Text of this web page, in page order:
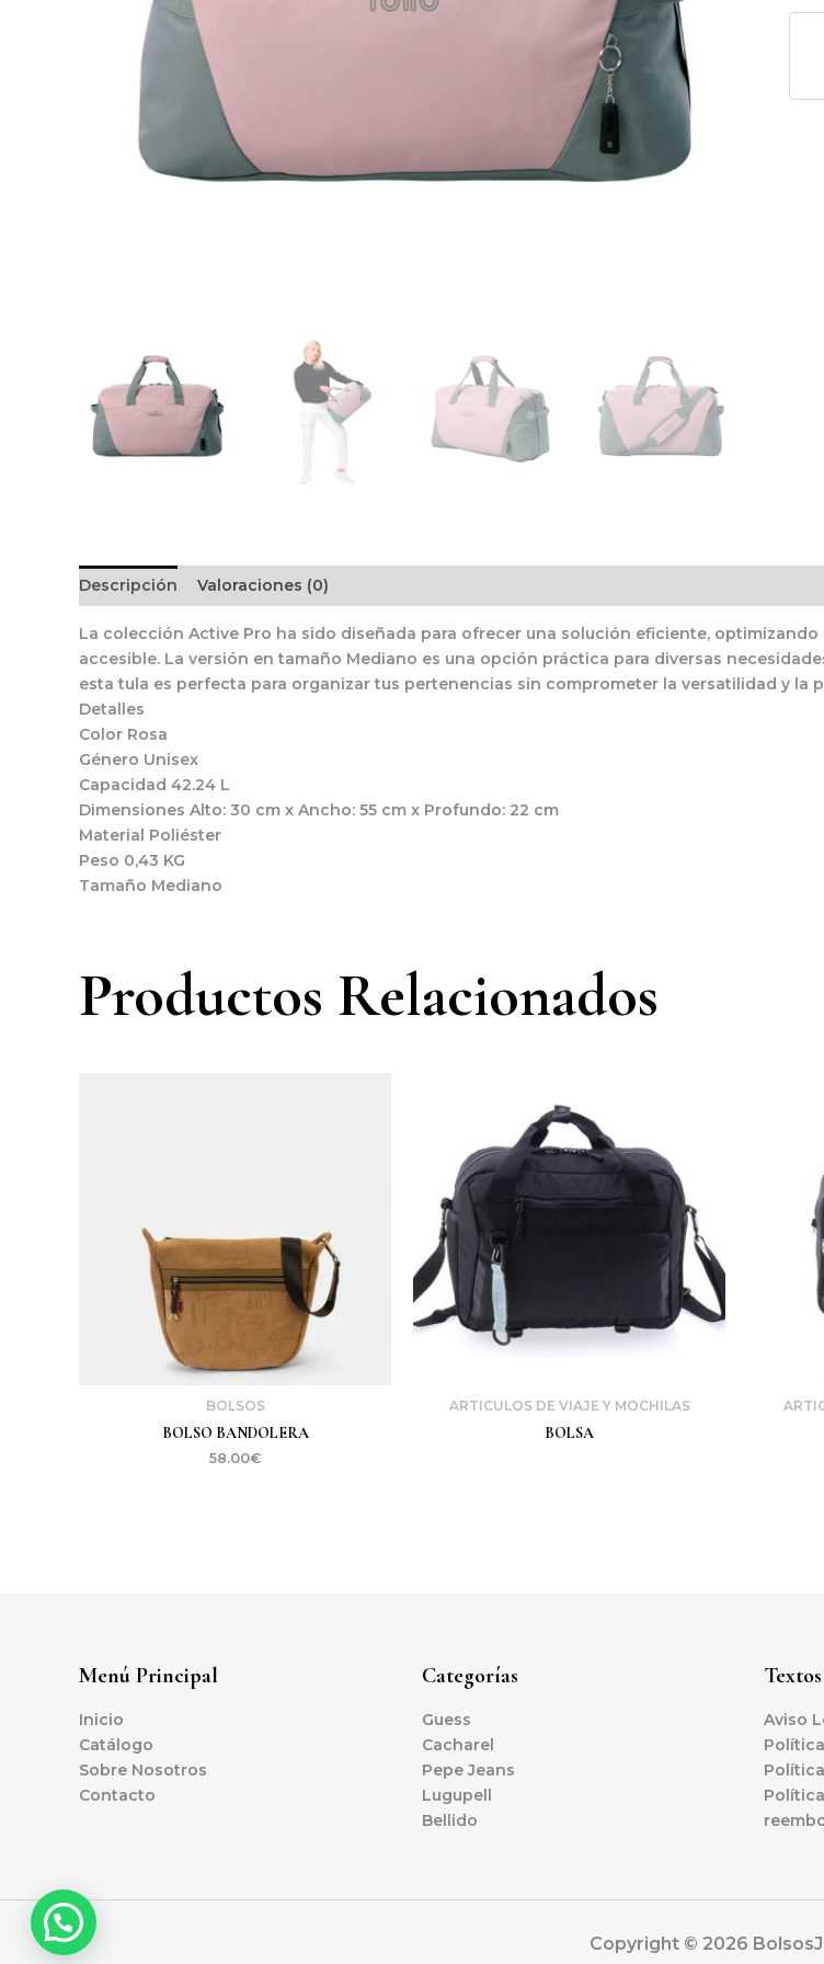
Descripción Valoraciones (0)
La colección Active Pro ha sido diseñada para ofrecer una solución eficiente,
accesible. La versión en tamaño Mediano es una opción práctica para diversas
esta tula es perfecta para organizar tus pertenencias sin comprometer la versatilidad y la
Detalles
Color Rosa
Género Unisex
Capacidad 42.24 L
Dimensiones Alto: 30 cm x Ancho: 55 cm x Profundo: 22 cm
Material Poliéster
Peso 0,43 KG
Tamaño Mediano
Productos Relacionados
BOLSOS
BOLSO BANDOLERA
58.00€
ARTICULOS DE VIAJE Y MOCHILAS
BOLSA
Menú Principal
Inicio
Catálogo
Sobre Nosotros
Contacto
Categorías
Guess
Cacharel
Pepe Jeans
Lugupell
Bellido
Textos
Aviso
Copyright © 2026